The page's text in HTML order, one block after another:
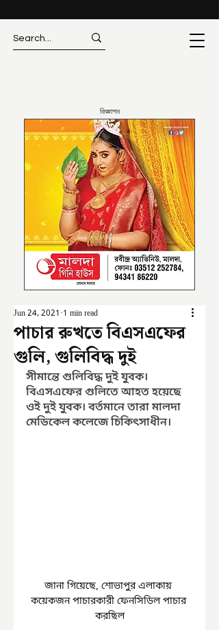
বিজ্ঞাপন
পাচার রুখতে বিএসএফের
গুলি, গুলিবিদ্ধ দুই
Jun 24, 2021 1 min read
সীমান্তে গুলিবিদ্ধ দুই যুবক।
বিএসএফের গুলিতে আহত হয়েছে
ওই দুই যুবক। বর্তমানে তারা মালদা
মেডিকেল কলেজে চিকিৎসাধীন।
জানা গিয়েছে, শোভাপুর এলাকায়
কয়েকজন পাচারকারী ফেনসিডিল পাচার
করছিল